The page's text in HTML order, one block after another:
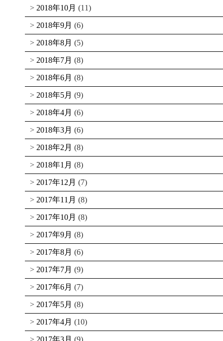
2018年10月 (11)
2018年9月 (6)
2018年8月 (5)
2018年7月 (8)
2018年6月 (8)
2018年5月 (9)
2018年4月 (6)
2018年3月 (6)
2018年2月 (8)
2018年1月 (8)
2017年12月 (7)
2017年11月 (8)
2017年10月 (8)
2017年9月 (8)
2017年8月 (6)
2017年7月 (9)
2017年6月 (7)
2017年5月 (8)
2017年4月 (10)
2017年3月 (9)